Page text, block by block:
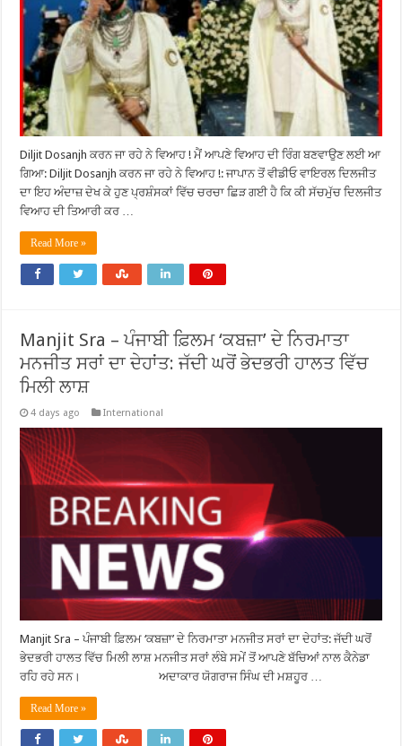
Diljit Dosanjh ਕਰਨ ਜਾ ਰਹੇ ਨੇ ਵਿਆਹ ! ਮੈਂ ਆਪਣੇ ਵਿਆਹ ਦੀ ਰਿੰਗ ਬਣਵਾਉਣ ਲਈ ਆ
ਗਿਆ: Diljit Dosanjh ਕਰਨ ਜਾ ਰਹੇ ਨੇ ਵਿਆਹ !: ਜਾਪਾਨ ਤੋਂ ਵੀਡੀਓ ਵਾਇਰਲ ਦਿਲਜੀਤ
ਦਾ ਇਹ ਅੰਦਾਜ਼ ਦੇਖ ਕੇ ਹੁਣ ਪ੍ਰਸ਼ੰਸਕਾਂ ਵਿੱਚ ਚਰਚਾ ਛਿੜ ਗਈ ਹੈ ਕਿ ਕੀ ਸੱਚਮੁੱਚ ਦਿਲਜੀਤ
ਵਿਆਹ ਦੀ ਤਿਆਰੀ ਕਰ …
Read More »
Manjit Sra – ਪੰਜਾਬੀ ਫ਼ਿਲਮ ‘ਕਬਜ਼ਾ’ ਦੇ ਨਿਰਮਾਤਾ
ਮਨਜੀਤ ਸਰਾਂ ਦਾ ਦੇਹਾਂਤ: ਜੱਦੀ ਘਰੋਂ ਭੇਦਭਰੀ ਹਾਲਤ ਵਿੱਚ
ਮਿਲੀ ਲਾਸ਼
4 days ago International
Manjit Sra – ਪੰਜਾਬੀ ਫ਼ਿਲਮ ‘ਕਬਜ਼ਾ’ ਦੇ ਨਿਰਮਾਤਾ ਮਨਜੀਤ ਸਰਾਂ ਦਾ ਦੇਹਾਂਤ: ਜੱਦੀ ਘਰੋਂ
ਭੇਦਭਰੀ ਹਾਲਤ ਵਿੱਚ ਮਿਲੀ ਲਾਸ਼ ਮਨਜੀਤ ਸਰਾਂ ਲੰਬੇ ਸਮੇਂ ਤੋਂ ਆਪਣੇ ਬੱਚਿਆਂ ਨਾਲ ਕੈਨੇਡਾ
ਰਹਿ ਰਹੇ ਸਨ। ਅਦਾਕਾਰ ਯੋਗਰਾਜ ਸਿੰਘ ਦੀ ਮਸ਼ਹੂਰ …
Read More »